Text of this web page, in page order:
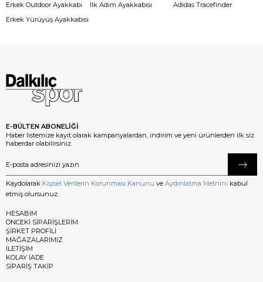
Erkek Outdoor Ayakkabı
Erkek Yürüyüş Ayakkabısı
İlk Adım Ayakkabısı
Adidas Tracefinder
E-BÜLTEN ABONELİĞİ
Haber listemize kayıt olarak kampanyalardan, indirim ve yeni ürünlerden ilk siz
haberdar olabilirsiniz.
Kaydolarak Kişisel Verilerin Korunması Kanunu ve Aydınlatma Metnini kabul
etmiş olursunuz.
HESABIM
ÖNCEKİ SİPARİŞLERİM
ŞİRKET PROFİLİ
MAĞAZALARIMIZ
İLETİŞİM
KOLAY İADE
SİPARİŞ TAKİP